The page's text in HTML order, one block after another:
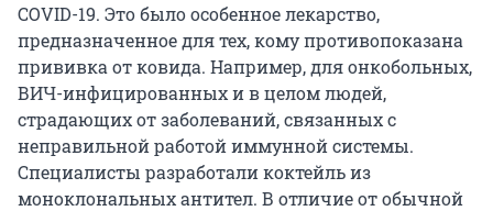
COVID-19. Это было особенное лекарство,
предназначенное для тех, кому противопоказана
прививка от ковида. Например, для онкобольных,
ВИЧ-инфицированных и в целом людей,
страдающих от заболеваний, связанных с
неправильной работой иммунной системы.
Специалисты разработали коктейль из
моноклональных антител. В отличие от обычной